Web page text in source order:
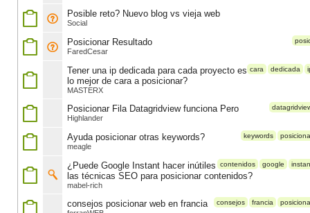
Posible reto? Nuevo blog vs vieja web
Social
Posicionar Resultado
FaredCesar
cara dedicada
Tener una ip dedicada para cada proyecto es
lo mejor de cara a posicionar?
MASTERX
Posicionar Fila Datagridview funciona Pero
Highlander
keywords
Ayuda posicionar otras keywords?
meagle
contenidos google
¿Puede Google Instant hacer inútiles
las técnicas SEO para posicionar contenidos?
mabel-rich
consejos francia
consejos posicionar web en francia